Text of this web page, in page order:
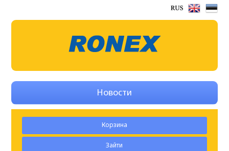
Новости
Корзина
Зайти